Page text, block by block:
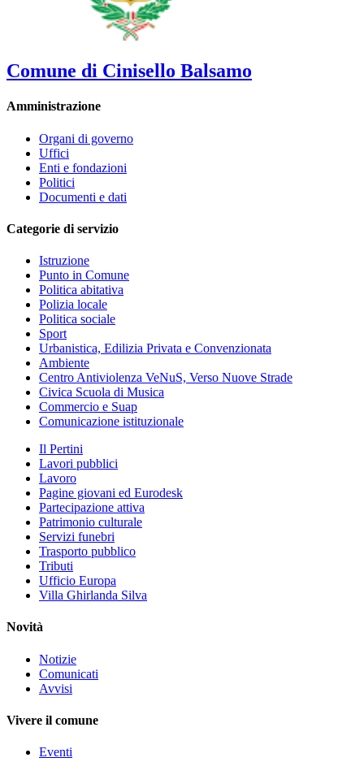
Comune di Cinisello Balsamo
Amministrazione
Organi di governo
Uffici
Enti e fondazioni
Politici
Documenti e dati
Categorie di servizio
Istruzione
Punto in Comune
Politica abitativa
Polizia locale
Politica sociale
Sport
Urbanistica, Edilizia Privata e Convenzionata
Ambiente
Centro Antiviolenza VeNuS, Verso Nuove Strade
Civica Scuola di Musica
Commercio e Suap
Comunicazione istituzionale
Il Pertini
Lavori pubblici
Lavoro
Pagine giovani ed Eurodesk
Partecipazione attiva
Patrimonio culturale
Servizi funebri
Trasporto pubblico
Tributi
Ufficio Europa
Villa Ghirlanda Silva
Novità
Notizie
Comunicati
Avvisi
Vivere il comune
Eventi